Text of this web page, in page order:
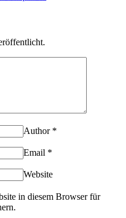
Author *
Email *
Website
in diesem Browser für